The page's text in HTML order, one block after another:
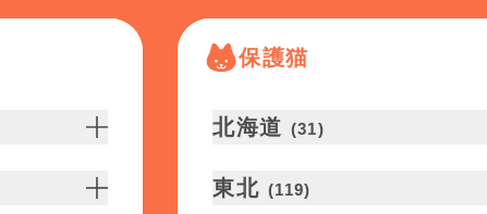
保護猫
北海道 (31)
東北 (119)